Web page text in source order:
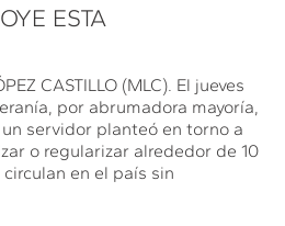
ESTA
CASTILLO (MLC). El jueves
por abrumadora mayoría,
servidor planteó en torno a
o regularizar alrededor de 10
en el país sin